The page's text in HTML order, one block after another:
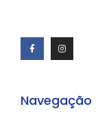
Navegação